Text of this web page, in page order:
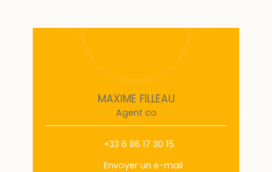
MAXIME FILLEAU
Agent co
+33 6 86 17 30 15
Envoyer un e-mail